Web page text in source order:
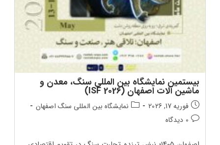
بیستمین نمایشگاه بین‌ المللی سنگ، معدن و
ماشین‌ آلات اصفهان (ISF 2026)
تاریخ
انتشار
پست:
فوریه 17, 2026
دسته‌بندی
نمایشگاه بین المللی سنگ اصفهان
دیدگاه‌های
0 دیدگاه